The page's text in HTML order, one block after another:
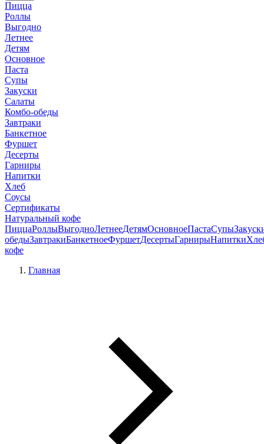
Пицца
Роллы
Выгодно
Летнее
Детям
Основное
Паста
Супы
Закуски
Салаты
Комбо-обеды
Завтраки
Банкетное
Фуршет
Десерты
Гарниры
Напитки
Хлеб
Соусы
Сертификаты
Натуральный кофе
ПиццаРоллыВыгодноЛетнееДетямОсновноеПастаСупы
обедыЗавтракиБанкетноеФуршетДесертыГарнирыНапитки
кофе
Главная